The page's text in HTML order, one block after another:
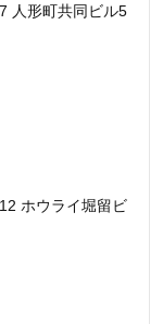
人形町共同ビル5
ホウライ堀留ビ